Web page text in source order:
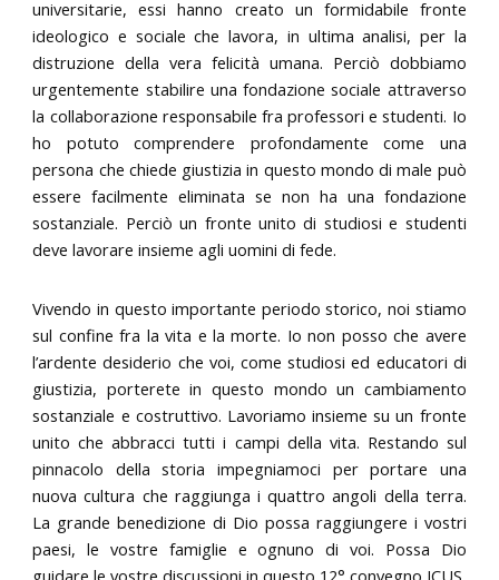
universitarie, essi hanno creato un formidabile fronte
ideologico e sociale che lavora, in ultima analisi, per la
distruzione della vera felicità umana. Perciò dobbiamo
urgentemente stabilire una fondazione sociale attraverso
la collaborazione responsabile fra professori e studenti. Io
ho potuto comprendere profondamente come una
persona che chiede giustizia in questo mondo di male può
essere facilmente eliminata se non ha una fondazione
sostanziale. Perciò un fronte unito di studiosi e studenti
deve lavorare insieme agli uomini di fede.
Vivendo in questo importante periodo storico, noi stiamo
sul confine fra la vita e la morte. Io non posso che avere
l’ardente desiderio che voi, come studiosi ed educatori di
giustizia, porterete in questo mondo un cambiamento
sostanziale e costruttivo. Lavoriamo insieme su un fronte
unito che abbracci tutti i campi della vita. Restando sul
pinnacolo della storia impegniamoci per portare una
nuova cultura che raggiunga i quattro angoli della terra.
La grande benedizione di Dio possa raggiungere i vostri
paesi, le vostre famiglie e ognuno di voi. Possa Dio